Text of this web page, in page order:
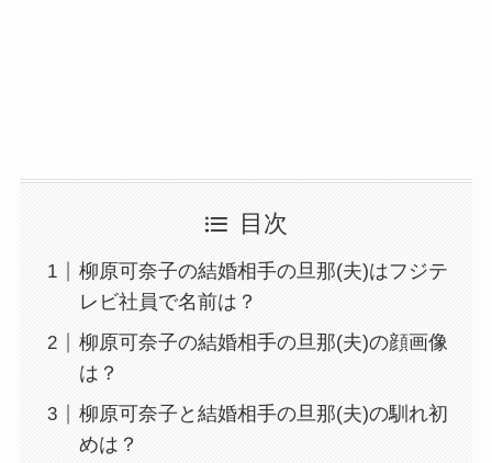
目次
柳原可奈子の結婚相手の旦那(夫)はフジテ
レビ社員で名前は？
柳原可奈子の結婚相手の旦那(夫)の顔画像
は？
柳原可奈子と結婚相手の旦那(夫)の馴れ初
めは？